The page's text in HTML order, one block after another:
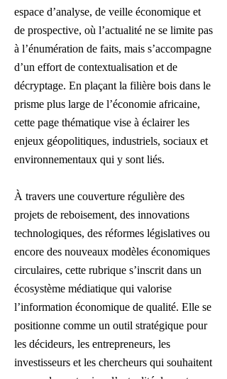
espace d’analyse, de veille économique et
de prospective, où l’actualité ne se limite pas
à l’énumération de faits, mais s’accompagne
d’un effort de contextualisation et de
décryptage. En plaçant la filière bois dans le
prisme plus large de l’économie africaine,
cette page thématique vise à éclairer les
enjeux géopolitiques, industriels, sociaux et
environnementaux qui y sont liés.
À travers une couverture régulière des
projets de reboisement, des innovations
technologiques, des réformes législatives ou
encore des nouveaux modèles économiques
circulaires, cette rubrique s’inscrit dans un
écosystème médiatique qui valorise
l’information économique de qualité. Elle se
positionne comme un outil stratégique pour
les décideurs, les entrepreneurs, les
investisseurs et les chercheurs qui souhaitent